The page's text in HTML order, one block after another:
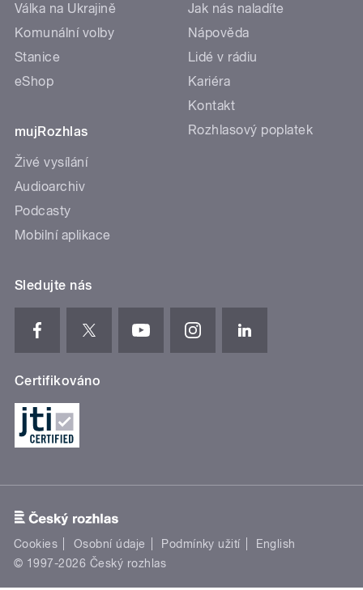
Válka na Ukrajině
Komunální volby
Stanice
eShop
mujRozhlas
Živé vysílání
Audioarchiv
Podcasty
Mobilní aplikace
Jak nás naladíte
Nápověda
Lidé v rádiu
Kariéra
Kontakt
Rozhlasový poplatek
Sledujte nás
Certifikováno
Cookies Osobní údaje Podmínky užití
English
© 1997-2026 Český rozhlas